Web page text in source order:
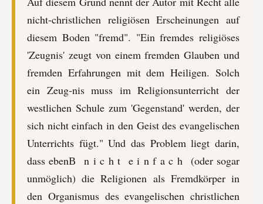
nicht-christlichen religiösen Erscheinungen auf
diesem Boden "fremd". "Ein fremdes religiöses
'Zeugnis' zeugt von einem fremden Glauben und
fremden Erfahrungen mit dem Heiligen. Solch
ein Zeug-nis muss im Religionsunterricht der
westlichen Schule zum 'Gegenstand' werden, der
sich nicht einfach in den Geist des evangelischen
Unterrichts fügt." Und das Problem liegt darin,
dass ebenВ n i c h t e i n f a c h (oder sogar
unmöglich) die Religionen als Fremdkörper in
den Organismus des evangelischen christlichen